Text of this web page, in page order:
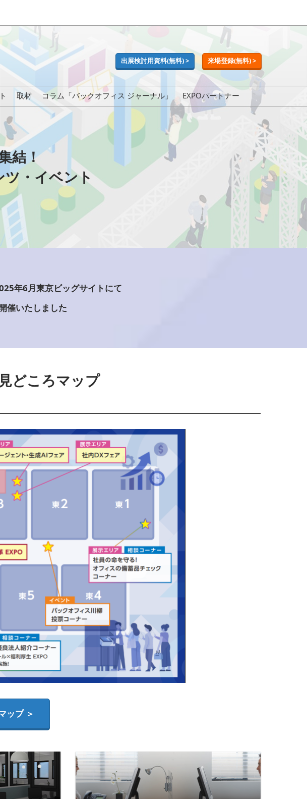
出展検討用資料(無料) > 来場登録(無料) >
取材 コラム「バックオフィス ジャーナル」 EXPOパートナー
ツ・イベント
結！
ツ・イベント
年6月東京ビッグサイトにて
催いたしました
どころマップ
ップ ＞